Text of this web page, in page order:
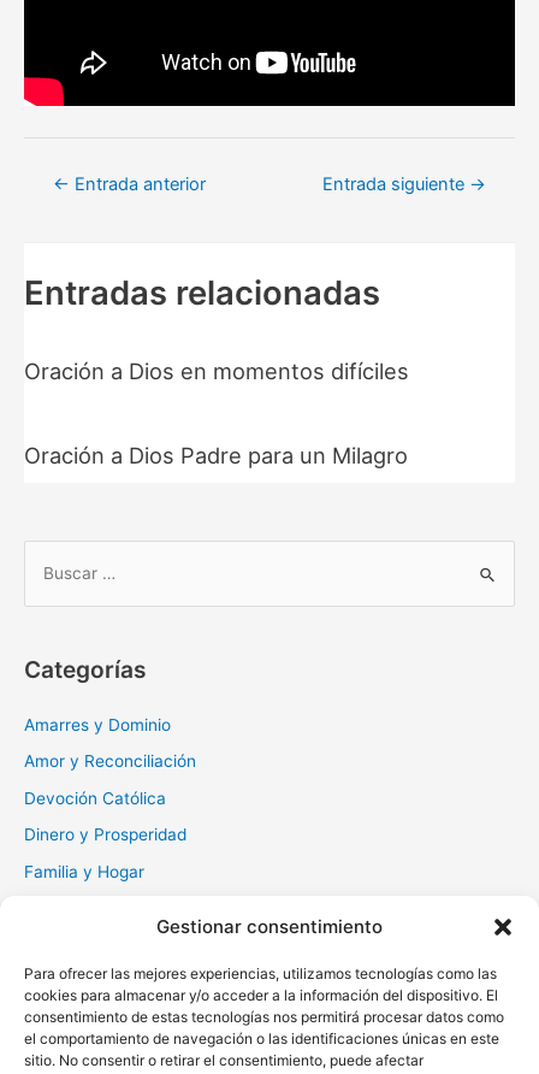
Gestionar consentimiento
Para ofrecer las mejores experiencias, utilizamos tecnologías como las
cookies para almacenar y/o acceder a la información del dispositivo. El
consentimiento de estas tecnologías nos permitirá procesar datos como
el comportamiento de navegación o las identificaciones únicas en este
sitio. No consentir o retirar el consentimiento, puede afectar
Navegación
← Entrada anterior Entrada siguiente →
Entradas relacionadas
Oración a Dios en momentos difíciles
Oración a Dios Padre para un Milagro
a
r
Categorías
Amarres y Dominio
Amor y Reconciliación
Devoción Católica
Dinero y Prosperidad
Familia y Hogar
Muerte y Difuntos
Oraciones Diarias
Otras